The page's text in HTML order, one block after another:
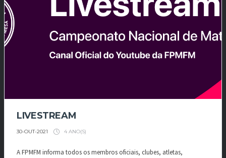
LIVESTREAM
30-OUT-2021 4 ANO(S)
A FPMFM informa todos os membros oficiais, clubes, atletas,